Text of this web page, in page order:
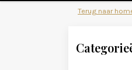
Terug naar